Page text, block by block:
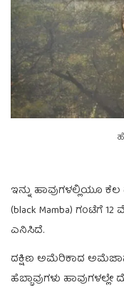
ಇನ್ನು ಹಾವುಗಳಲ್ಲಿಯೂ
(black Mamba) ಗಂಟೆಗೆ
ಎನಿಸಿದೆ.
ದಕ್ಷಿಣ ಅಮೆರಿಕಾದ
ಹೆಬ್ಬಾವುಗಳು